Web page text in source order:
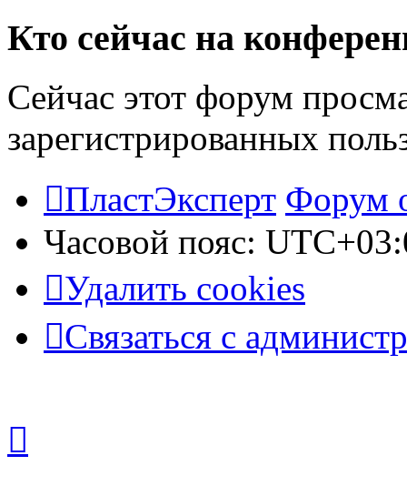
Кто сейчас на
Сейчас этот форум
зарегистрированных
ПластЭксперт Форум
Часовой пояс:
Удалить cookies
Связаться с